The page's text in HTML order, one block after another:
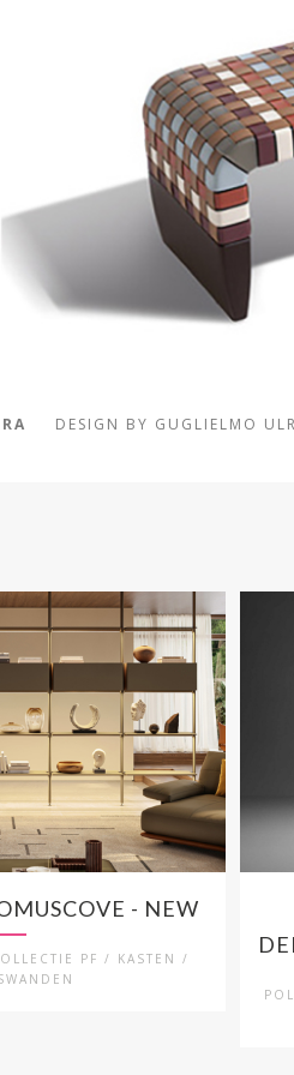
DESIGN BY GUGLIELMO
- NEW
PF / KASTEN /